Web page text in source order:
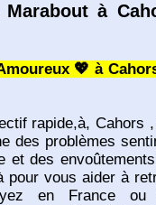
à
💖 à
rapide,à, Cahors
des problèmes
des
vous aider à
en France ou